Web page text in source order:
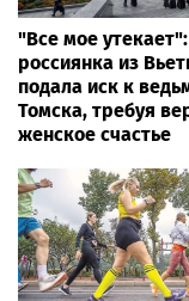
"Все мое утекает":
россиянка из
подала иск к
Томска, требуя
женское счастье